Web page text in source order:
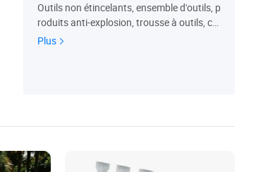
Outils non étincelants, ensemble d'outils, p
roduits anti-explosion, trousse à outils, co
ntreplaqué, outil à main, produits de cuisin
Plus